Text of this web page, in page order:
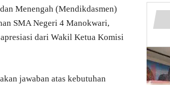
Menengah (Mendikdasmen)
SMA Negeri 4 Manokwari,
dari Wakil Ketua Komisi
jawaban atas kebutuhan